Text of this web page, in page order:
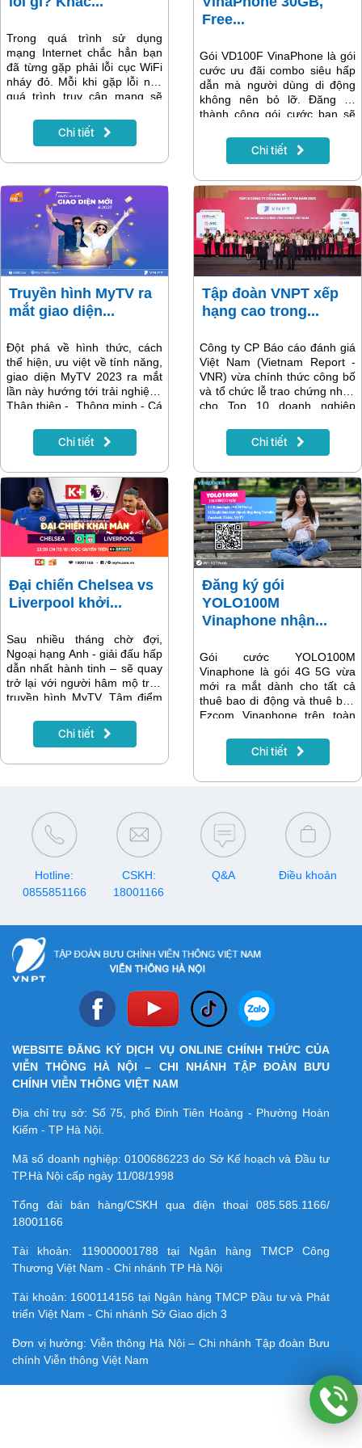
Trong quá trình sử dụng
mạng Internet chắc hẳn bạn
đã từng gặp phải lỗi cục WiFi
nháy đỏ. Mỗi khi gặp lỗi này
quá trình truy cập mạng sẽ
WiFi nháy đỏ là lỗi gì? Nguyên
nhân lỗi là do đâu? Cách khắc
Chi tiết
Free...
Gói VD100F VinaPhone là gói
cước ưu đãi combo siêu hấp
dẫn mà người dùng di động
không nên bỏ lỡ. Đăng ký
thành công gói cước bạn sẽ
cao, được miễn phí gọi và
Facebook không giới hạn chỉ
Chi tiết
Truyền hình MyTV ra
mắt giao diện...
Đột phá về hình thức, cách
thể hiện, ưu việt về tính năng,
giao diện MyTV 2023 ra mắt
lần này hướng tới trải nghiệm:
Thân thiện - Thông minh - Cá
Chi tiết
Tập đoàn VNPT xếp
hạng cao trong...
Công ty CP Báo cáo đánh giá
Việt Nam (Vietnam Report -
VNR) vừa chính thức công bố
và tổ chức lễ trao chứng nhận
cho Top 10 doanh nghiệp
VNPT và các thương hiệu
VinaPhone, Technology đều
chọn ở những vị trí top đầu.
Chi tiết
Đại chiến Chelsea vs
Liverpool khởi...
Sau nhiều tháng chờ đợi,
Ngoại hạng Anh - giải đấu hấp
dẫn nhất hành tinh – sẽ quay
trở lại với người hâm mộ trên
truyền hình MyTV. Tâm điểm
“gã khổng lồ” Chelsea và
Liverpool. Fan hâm mộ không
Chi tiết
Đăng ký gói
YOLO100M
Vinaphone nhận...
Gói cước YOLO100M
Vinaphone là gói 4G 5G vừa
mới ra mắt dành cho tất cả
thuê bao di động và thuê bao
Ezcom Vinaphone trên toàn
YOLO 100M Vinaphone với
cước phí chỉ 100.000đ/tháng
miễn phí toàn bộ dung lượng
tốc độ cao khi truy cập vào
ứng dụng Facebook, Tiktok,
Youtube hoặc giải trí cùng MY
TV.
Chi tiết
Hotline:
0855851166
CSKH:
18001166
Q&A Điều khoản
WEBSITE ĐĂNG KÝ DỊCH VỤ ONLINE CHÍNH THỨC CỦA
VIỄN THÔNG HÀ NỘI – CHI NHÁNH TẬP ĐOÀN BƯU
CHÍNH VIỄN THÔNG VIỆT NAM
Địa chỉ trụ sở: Số 75, phố Đinh Tiên Hoàng - Phường Hoàn
Kiếm - TP Hà Nội.
Mã số doanh nghiệp:0100686223 do Sở Kế hoạch và Đầu tư
TP.Hà Nội cấp ngày 11/08/1998
Tổng đài bán hàng/CSKH qua điện thoại 085.585.1166/
18001166
Tài khoản: 119000001788 tại Ngân hàng TMCP Công
Thương Việt Nam - Chi nhánh TP Hà Nội
Tài khoản: 1600114156 tại Ngân hàng TMCP Ðầu tư và Phát
triển Việt Nam - Chi nhánh Sở Giao dịch 3
Đơn vị hưởng: Viễn thông Hà Nội – Chi nhánh Tập đoàn Bưu
chính Viễn thông Việt Nam